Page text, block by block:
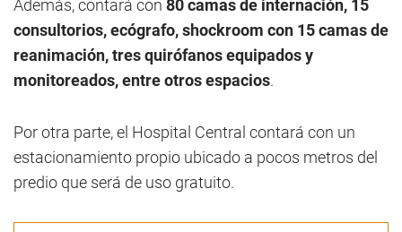
Además, contará con 80 camas de internación, 15
consultorios, ecógrafo, shockroom con 15 camas de
reanimación, tres quirófanos equipados y
monitoreados, entre otros espacios.
Por otra parte, el Hospital Central contará con un
estacionamiento propio ubicado a pocos metros del
predio que será de uso gratuito.